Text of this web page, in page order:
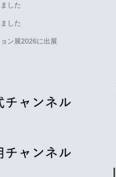
した
した
ン展2026に出展